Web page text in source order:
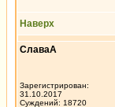
Наверх
СлаваА
Зарегистрирован:
31.10.2017
Суждений: 18720